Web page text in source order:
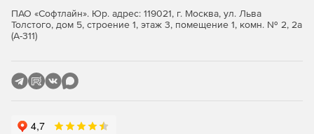
JustCode – анализ исходного кода, проверка ошибок,
среда для создания модульных тестов.
устранения узких мест и достижения оптимальной
ПАО «Софтлайн». Юр. адрес: 119021, г. Москва, ул. Льва
Толстого, дом 5, строение 1, этаж 3, помещение 1, комн. № 2, 2а
(А-311)